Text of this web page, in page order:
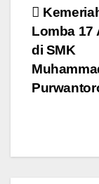
Post
Lomba 17
di SMK